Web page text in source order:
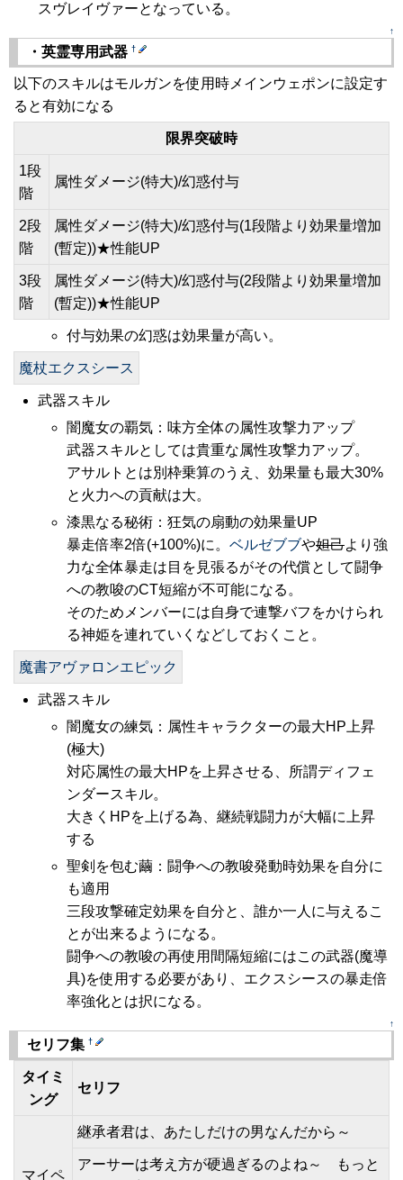
スヴレイヴァーとなっている。
↑
・英霊専用武器 †
以下のスキルはモルガンを使用時メインウェポンに設定す
ると有効になる
限界突破時
1段
階
属性ダメージ(特大)/幻惑付与
2段
階
属性ダメージ(特大)/幻惑付与(1段階より効果量増加
(暫定))★性能UP
3段
階
属性ダメージ(特大)/幻惑付与(2段階より効果量増加
(暫定))★性能UP
付与効果の幻惑は効果量が高い。
魔杖エクスシース
武器スキル
闇魔女の覇気：味方全体の属性攻撃力アップ
武器スキルとしては貴重な属性攻撃力アップ。
アサルトとは別枠乗算のうえ、効果量も最大30%
と火力への貢献は大。
漆黒なる秘術：狂気の扇動の効果量UP
暴走倍率2倍(+100%)に。 ベルゼブブや妲己より強
力な全体暴走は目を見張るがその代償として闘争
への教唆のCT短縮が不可能になる。
そのためメンバーには自身で連撃バフをかけられ
る神姫を連れていくなどしておくこと。
魔書アヴァロンエピック
武器スキル
闇魔女の練気：属性キャラクターの最大HP上昇
(極大)
対応属性の最大HPを上昇させる、所謂ディフェ
ンダースキル。
大きくHPを上げる為、継続戦闘力が大幅に上昇
する
聖剣を包む繭：闘争への教唆発動時効果を自分に
も適用
三段攻撃確定効果を自分と、誰か一人に与えるこ
とが出来るようになる。
闘争への教唆の再使用間隔短縮にはこの武器(魔導
具)を使用する必要があり、エクスシースの暴走倍
率強化とは択になる。
↑
セリフ集 †
タイミ
ング
セリフ
マイペ
継承者君は、あたしだけの男なんだから～
アーサーは考え方が硬過ぎるのよね～ もっと